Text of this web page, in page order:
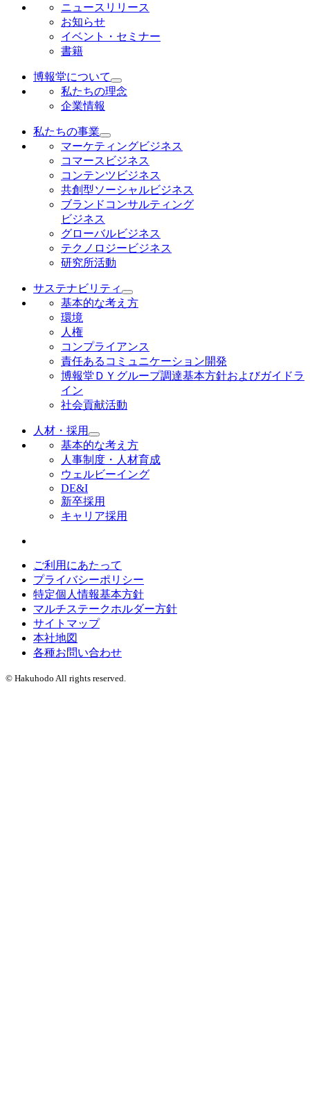
ニュースリリース
お知らせ
イベント・セミナー
書籍
博報堂について
私たちの理念
企業情報
私たちの事業
マーケティングビジネス
コマースビジネス
コンテンツビジネス
共創型ソーシャルビジネス
ブランドコンサルティング
ビジネス
グローバルビジネス
テクノロジービジネス
研究所活動
サステナビリティ
基本的な考え方
環境
人権
コンプライアンス
責任あるコミュニケーション開発
博報堂ＤＹグループ調達基本方針およびガイドラ
イン
社会貢献活動
人材・採用
基本的な考え方
人事制度・人材育成
ウェルビーイング
DE&I
新卒採用
キャリア採用
ご利用にあたって
プライバシーポリシー
特定個人情報基本方針
マルチステークホルダー方針
サイトマップ
本社地図
各種お問い合わせ
© Hakuhodo All rights reserved.